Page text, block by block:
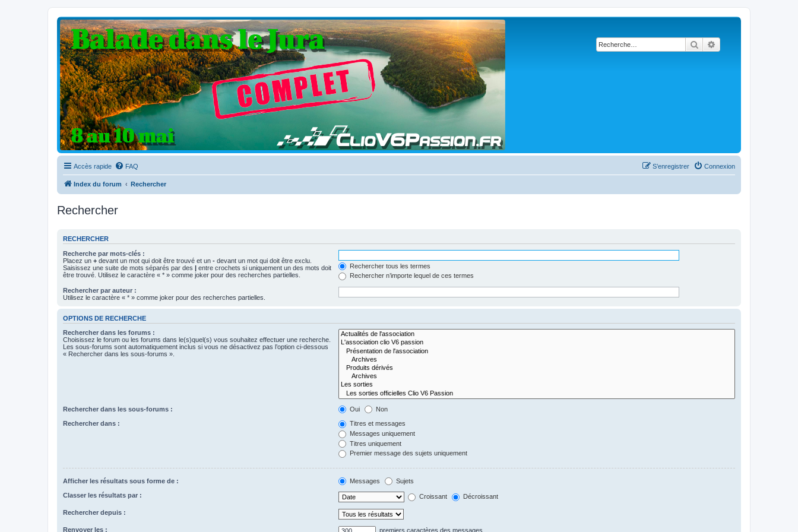
Rechercher
Clio V6 Passion
Le site français des passionnés de Clio V6
Accès rapide FAQ Connexion
S’enregistrer
Index du forum Rechercher
Rechercher
RECHERCHER
Recherche par mots-clés :
Placez un + devant un mot qui doit être trouvé et un - devant un mot qui doit être exclu.
Saisissez une suite de mots séparés par des | entre crochets si uniquement un des mots doit
être trouvé. Utilisez le caractère « * » comme joker pour des recherches partielles.
Rechercher tous les termes
Rechercher n’importe lequel de ces termes
Rechercher par auteur :
Utilisez le caractère « * » comme joker pour des recherches partielles.
OPTIONS DE RECHERCHE
Rechercher dans les forums :
Choisissez le forum ou les forums dans le(s)quel(s) vous souhaitez effectuer une recherche.
Les sous-forums sont automatiquement inclus si vous ne désactivez pas l’option ci-dessous
« Rechercher dans les sous-forums ».
Rechercher dans les sous-forums : Oui Non
Rechercher dans :
Titres et messages
Messages uniquement
Titres uniquement
Premier message des sujets uniquement
Afficher les résultats sous forme de : Messages Sujets
Classer les résultats par : Croissant Décroissant
Rechercher depuis :
Renvoyer les : premiers caractères des messages